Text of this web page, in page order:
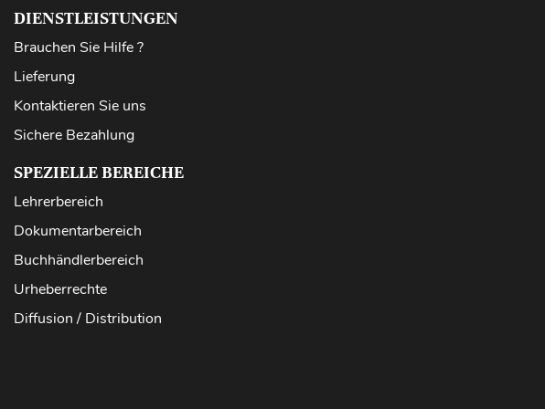
DIENSTLEISTUNGEN
Brauchen Sie Hilfe ?
Lieferung
Kontaktieren Sie uns
Sichere Bezahlung
SPEZIELLE BEREICHE
Lehrerbereich
Dokumentarbereich
Buchhändlerbereich
Urheberrechte
Diffusion / Distribution